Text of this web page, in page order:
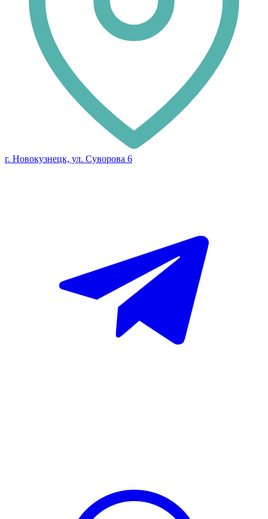
г. Новокузнецк, ул. Суворова 6